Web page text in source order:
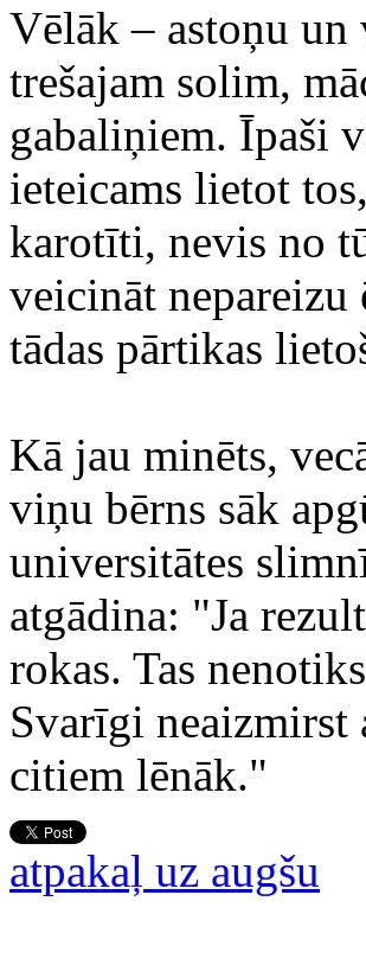
Vēlāk – astoņu un
trešajam solim,
gabaliņiem. Īpaši
ieteicams lietot
karotīti, nevis no
veicināt nepareizu
tādas pārtikas
Kā jau minēts,
viņu bērns sāk
universitātes
atgādina: "Ja
rokas. Tas
Svarīgi neaizmirst
citiem lēnāk."
atpakaļ uz augšu